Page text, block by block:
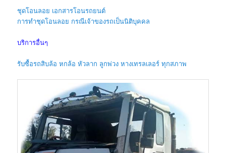
ชุดโอนลอย เอกสารโอนรถยนต์
การทำชุดโอนลอย กรณีเจ้าของรถเป็นนิติบุคคล
บริการอื่นๆ
รับซื้อรถสิบล้อ หกล้อ หัวลาก ลูกพ่วง หางเทรลเลอร์ ทุกสภาพ